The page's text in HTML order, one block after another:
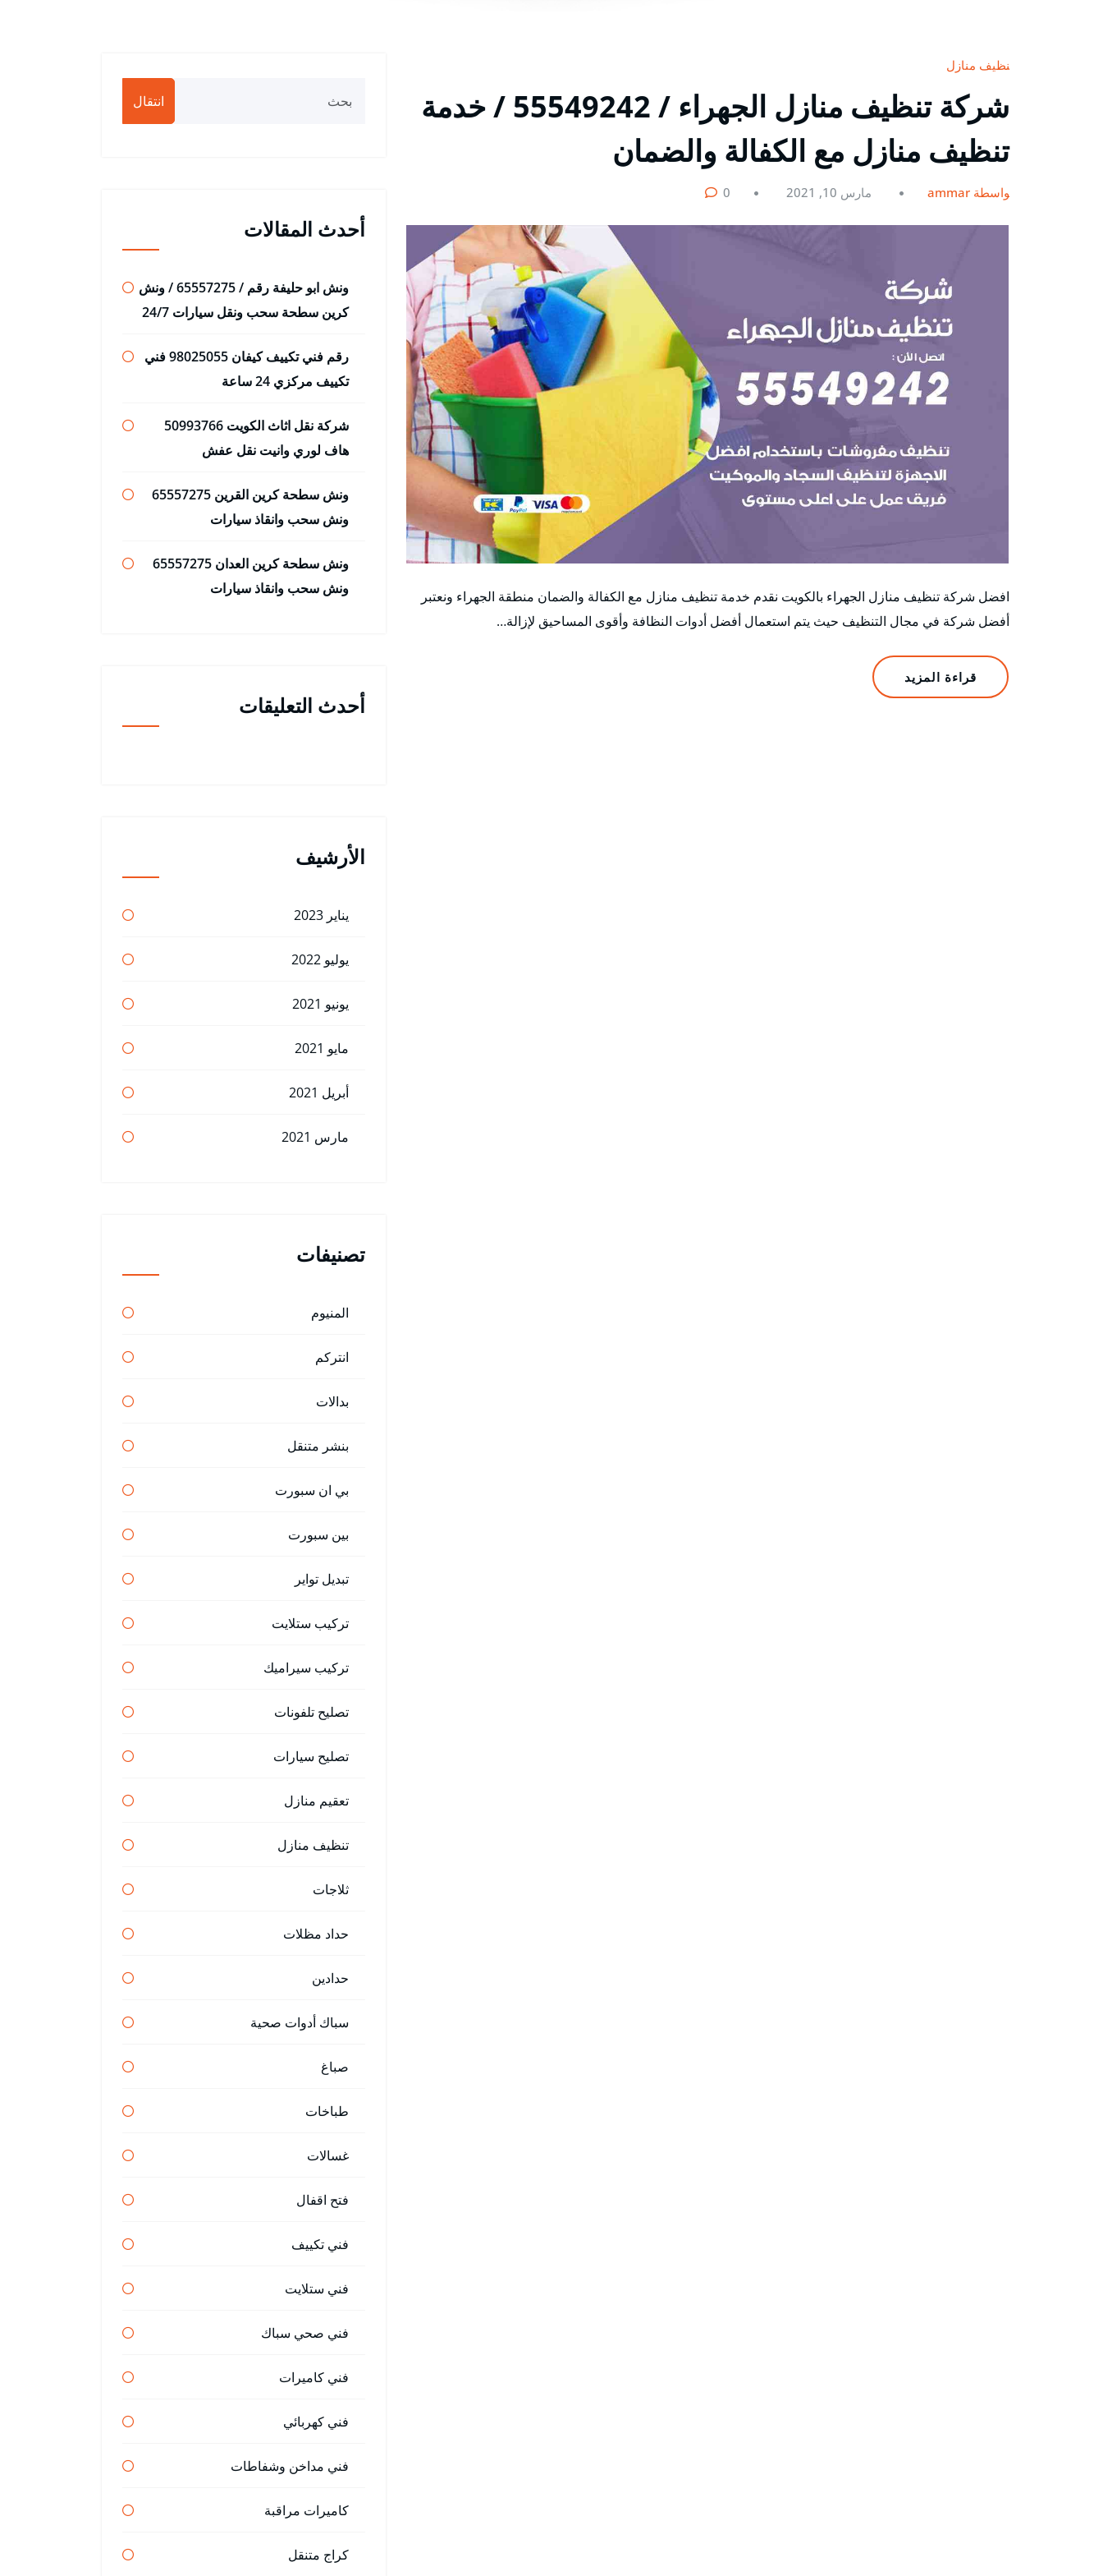
تنظيف منازل
شركة تنظيف منازل الجهراء / 55549242 / خدمة
تنظيف منازل مع الكفالة والضمان
بواسطة ammar مارس 10, 2021 0
افضل شركة تنظيف منازل الجهراء بالكويت نقدم خدمة تنظيف منازل مع الكفالة والضمان منطقة الجهراء ونعتبر
أفضل شركة في مجال التنظيف حيث يتم استعمال أفضل أدوات النظافة وأقوى المساحيق لإزالة…
قراءة المزيد
انتقال
أحدث المقالات
ونش ابو حليفة رقم / 65557275 / ونش
كرين سطحة سحب ونقل سيارات 24/7
رقم فني تكييف كيفان 98025055 فني
تكييف مركزي 24 ساعة
شركة نقل اثاث الكويت 50993766
هاف لوري وانيت نقل عفش
ونش سطحة كرين القرين 65557275
ونش سحب وانقاذ سيارات
ونش سطحة كرين العدان 65557275
ونش سحب وانقاذ سيارات
أحدث التعليقات
الأرشيف
يناير 2023
يوليو 2022
يونيو 2021
مايو 2021
أبريل 2021
مارس 2021
تصنيفات
المنيوم
انتركم
بدالات
بنشر متنقل
بي ان سبورت
بين سبورت
تبديل تواير
تركيب ستلايت
تركيب سيراميك
تصليح تلفونات
تصليح سيارات
تعقيم منازل
تنظيف منازل
ثلاجات
حداد مظلات
حدادين
سباك أدوات صحية
صباغ
طباخات
غسالات
فتح اقفال
فني تكييف
فني ستلايت
فني صحي سباك
فني كاميرات
فني كهربائي
فني مداخن وشفاطات
كاميرات مراقبة
كراج متنقل